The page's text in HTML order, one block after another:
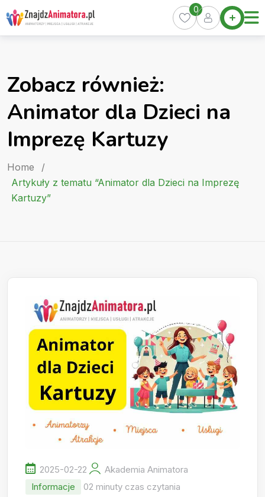
Skip
to
content
Home
Oferty
Kurs
Artykuły
0
Zobacz również:
Animator dla Dzieci na
Imprezę Kartuzy
Home
/
Artykuły z tematu “Animator dla Dzieci na Imprezę
Kartuzy”
2025-02-22
Akademia Animatora
Informacje
02 minuty czas czytania